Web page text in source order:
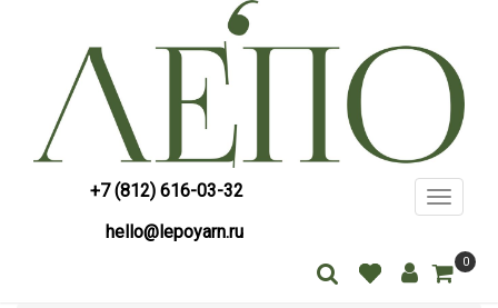
+7 (812) 616-03-32
hello@lepoyarn.ru
Toggle
0